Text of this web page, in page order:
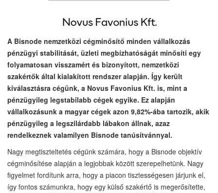
A Bisnode nemzetközi cégminősítő minden vállalkozás
pénzügyi stabilitását, üzleti megbízhatóságát minősíti egy
folyamatosan visszamért és bizonyított, nemzetközi
szakértők által kialakított rendszer alapján. Így került
kiválasztásra cégünk, a Novus Favonius Kft. is, mint a
pénzügyileg legstabilabb cégek egyike. Ez alapján
vállalkozásunk a magyar cégek azon 9,82%-ába tartozik, akik
pénzügyileg a legszilárdabb lábakon állnak, azaz
rendelkeznek valamilyen Bisnode tanúsítvánnyal.
Nagy megtiszteltetés cégünk számára, hogy a Bisnode objektív
cégminősítése alapján a legjobbak között szerepelhetünk. Nagy
figyelmet fordítunk arra, hogy a piacon tisztességesen járjunk el,
így fontos számunkra, hogy egy külső szakértő is megerősítette,